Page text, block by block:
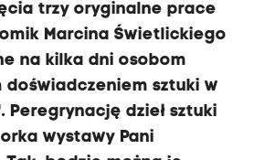
trzy oryginalne prace
Marcina Świetlickiego
na kilka dni osobom
sztuki w
dzieł sztuki
wystawy Pani